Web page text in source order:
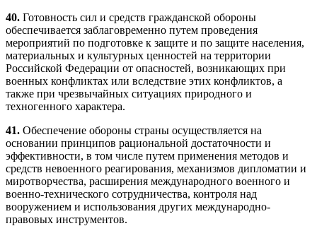
40. Готовность сил и средств гражданской обороны
обеспечивается заблаговременно путем проведения
мероприятий по подготовке к защите и по защите населения,
материальных и культурных ценностей на территории
Российской Федерации от опасностей, возникающих при
военных конфликтах или вследствие этих конфликтов, а
также при чрезвычайных ситуациях природного и
техногенного характера.
41. Обеспечение обороны страны осуществляется на
основании принципов рациональной достаточности и
эффективности, в том числе путем применения методов и
средств невоенного реагирования, механизмов дипломатии и
миротворчества, расширения международного военного и
военно-технического сотрудничества, контроля над
вооружением и использования других международно-
правовых инструментов.